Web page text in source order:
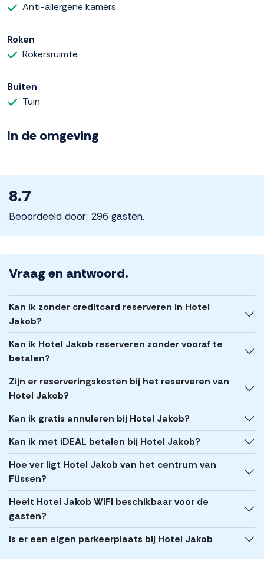
Anti-allergene kamers
Roken
Rokersruimte
Buiten
Tuin
In de omgeving
8.7
Beoordeeld door: 296 gasten.
Vraag en antwoord.
Kan ik zonder creditcard reserveren in Hotel
Jakob?
Kan ik Hotel Jakob reserveren zonder vooraf te
betalen?
Zijn er reserveringskosten bij het reserveren van
Hotel Jakob?
Kan ik gratis annuleren bij Hotel Jakob?
Kan ik met iDEAL betalen bij Hotel Jakob?
Hoe ver ligt Hotel Jakob van het centrum van
Füssen?
Heeft Hotel Jakob WIFI beschikbaar voor de
gasten?
Is er een eigen parkeerplaats bij Hotel Jakob